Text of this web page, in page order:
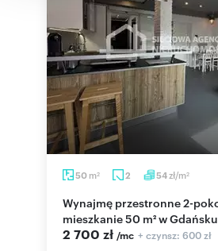
50 m2 2 54zł/m2
Wynajmę przestronne 2-pokojowe
mieszkanie 50 m² w Gdańsku
2 700 zł /mc + czynsz: 600 zł